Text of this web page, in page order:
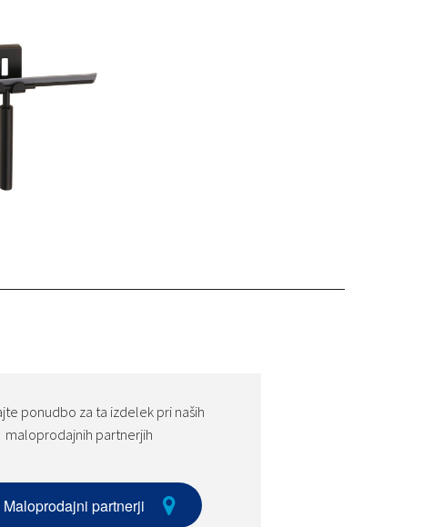
ponudbo za ta izdelek pri naših
maloprodajnih partnerjih
Maloprodajni partnerji